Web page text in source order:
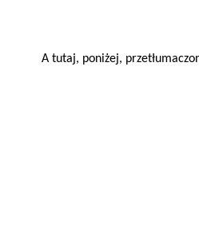
A tutaj, poniżej,